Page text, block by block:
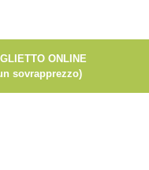
ONLINE
sovrapprezzo)